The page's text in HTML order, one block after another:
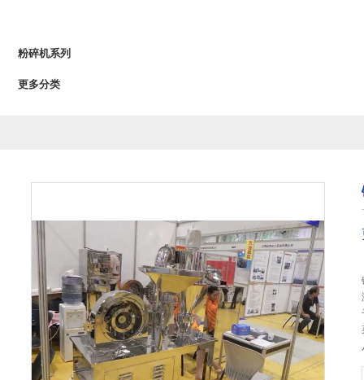
粉碎机系列
更多分类